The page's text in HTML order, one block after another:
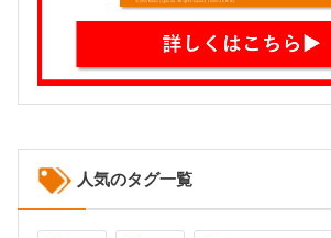
人気のタグ一覧